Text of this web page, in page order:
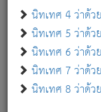
นิทเทศ 4 ว่าด้
นิทเทศ 5 ว่าด้ว
นิทเทศ 6 ว่าด้
นิทเทศ 7 ว่าด้
นิทเทศ 8 ว่าด้ว
อย่างนี้อยู่; เขาย่อ
ด้วย.
ความดับเพรา
เพราะความสิ้นไ
นิพพาน.
ภพใหม่ย่อมไ